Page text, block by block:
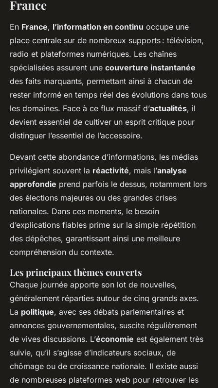
France
En France, l’information en continu occupe une
place centrale sur de nombreux supports : télévision,
radio et plateformes numériques. Les chaînes
spécialisées assurent une couverture instantanée
des faits marquants, permettant ainsi à chacun de
rester informé en temps réel des évolutions dans tous
les domaines. Face à ce flux massif d’actualités, il
devient essentiel de cultiver un esprit critique pour
distinguer l’essentiel de l’accessoire.
Devant cette abondance d’informations, les médias
privilégient souvent la réactivité, mais l’analyse
approfondie prend parfois le dessus, notamment lors
des élections majeures ou des grandes crises
nationales. Dans ces moments, le besoin
d’explications fiables prime sur la simple répétition
des dépêches, garantissant ainsi une meilleure
compréhension du contexte.
Les principaux thèmes couverts
Chaque journée apporte son lot de nouvelles,
généralement réparties autour de cinq grands axes.
La politique, avec ses débats parlementaires et
annonces gouvernementales, suscite régulièrement
de vives discussions. L’économie est également très
suivie, qu’il s’agisse d’indicateurs sociaux, de
chômage ou de croissance nationale. Il existe aussi
de nombreuses plateformes web pour retrouver les